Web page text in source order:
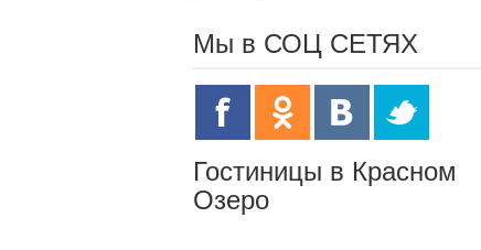
Мы в СОЦ СЕТЯХ
Гостиницы в Красном
Озеро